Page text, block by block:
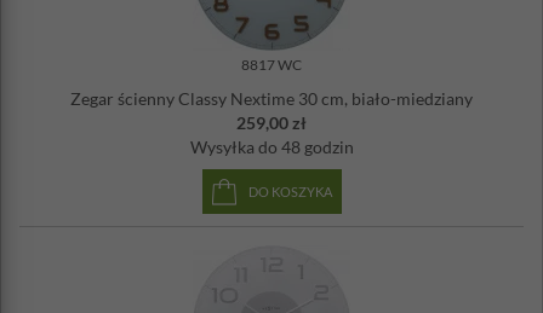
8817 WC
Zegar ścienny Classy Nextime 30 cm, biało-miedziany
259,00 zł
Wysyłka do 48 godzin
DO KOSZYKA